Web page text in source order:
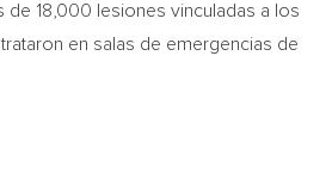
de 18,000 lesiones vinculadas a los
en salas de emergencias de